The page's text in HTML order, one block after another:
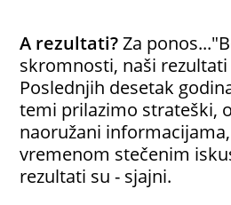
A rezultati?Za
skromnosti, naši rezultati
Poslednjih desetak
temi prilazimo strateški,
naoružani
vremenom stečenim
rezultati su - sjajni.